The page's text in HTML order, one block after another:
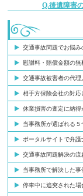
Q.後遺障害
交通事故問題でお悩み
慰謝料・賠償金額の無
交通事故被害者の代
相手方保険会社の対
休業損害の査定に納得
当事務所が選ばれる５
ポータルサイトで弁
交通事故問題解決の流
当事務所で解決した事
停車中に追突された場